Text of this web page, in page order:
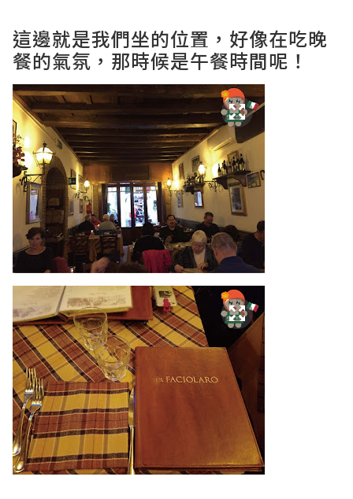
這邊就是我們坐的位置，好像在吃晚
餐的氣氛，那時候是午餐時間呢！